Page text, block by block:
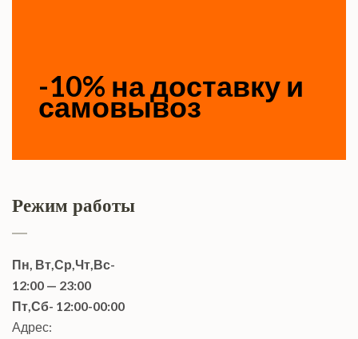
-10% на доставку и
самовывоз
Режим работы
Пн, Вт,Ср,Чт,Вс-
12:00 — 23:00
Пт,Сб- 12:00-00:00
Адрес: